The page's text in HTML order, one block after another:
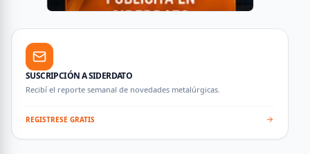
SUSCRIPCIÓN A SIDERDATO
Recibí el reporte semanal de novedades metalúrgicas.
REGISTRESE GRATIS